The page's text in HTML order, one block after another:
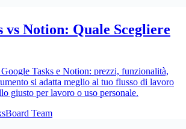
vs Notion: Quale Scegliere
Tasks e Notion: prezzi, funzionalità,
si adatta meglio al tuo flusso di lavoro
giusto per lavoro o uso personale.
Team